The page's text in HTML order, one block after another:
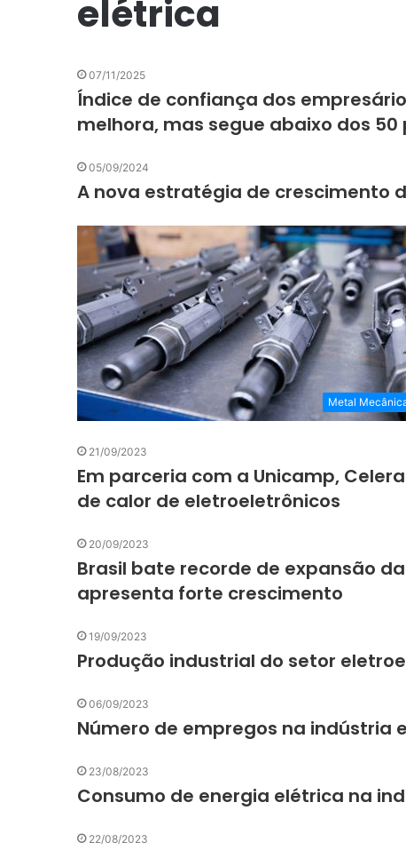
elétrica
07/11/2025
Índice de confiança dos
melhora, mas segue abaixo dos 50
05/09/2024
A nova estratégia de crescimento
Metal
21/09/2023
Em parceria com a Unicamp,
de calor de eletroeletrônicos
20/09/2023
Brasil bate recorde de expansão
apresenta forte crescimento
19/09/2023
Produção industrial do setor
06/09/2023
Número de empregos na indústria
23/08/2023
Consumo de energia elétrica na
22/08/2023